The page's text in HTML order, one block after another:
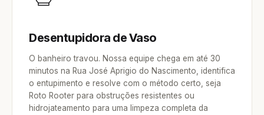
Desentupidora de Vaso
O banheiro travou. Nossa equipe chega em até 30
minutos na Rua José Aprigio do Nascimento, identifica
o entupimento e resolve com o método certo, seja
Roto Rooter para obstruções resistentes ou
hidrojateamento para uma limpeza completa da